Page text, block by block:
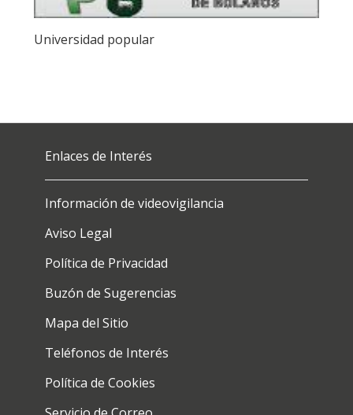
Universidad popular
Enlaces de Interés
Información de videovigilancia
Aviso Legal
Política de Privacidad
Buzón de Sugerencias
Mapa del Sitio
Teléfonos de Interés
Política de Cookies